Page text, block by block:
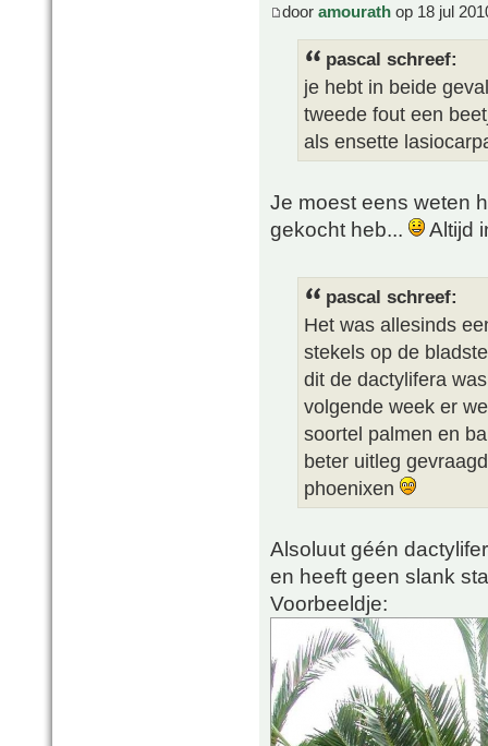
door amourath op 18 jul
pascal schreef:
je hebt in beide
tweede fout een
als ensette
Je moest eens weten
gekocht heb...
Altijd
pascal schreef:
Het was allesinds
stekels op de
dit de dactylifera
volgende week er
soortel palmen en
beter uitleg
phoenixen
Alsoluut géén
en heeft geen slank
Voorbeeldje: